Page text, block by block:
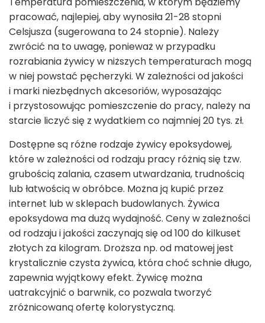
pracować, najlepiej, aby wynosiła 21-28 stopni
Celsjusza (sugerowana to 24 stopnie). Należy
zwrócić na to uwagę, ponieważ w przypadku
rozrabiania żywicy w niższych temperaturach mogą
w niej powstać pęcherzyki. W zależności od jakości
i marki niezbędnych akcesoriów, wyposażając
i przystosowując pomieszczenie do pracy, należy na
starcie liczyć się z wydatkiem co najmniej 20 tys. zł.
Dostępne są różne rodzaje żywicy epoksydowej,
które w zależności od rodzaju pracy różnią się tzw.
grubością zalania, czasem utwardzania, trudnością
lub łatwością w obróbce. Można ją kupić przez
internet lub w sklepach budowlanych. Żywica
epoksydowa ma dużą wydajność. Ceny w zależności
od rodzaju i jakości zaczynają się od 100 do kilkuset
złotych za kilogram. Droższa np. od matowej jest
krystalicznie czysta żywica, która choć schnie długo,
zapewnia wyjątkowy efekt. Żywicę można
uatrakcyjnić o barwnik, co pozwala tworzyć
zróżnicowaną ofertę kolorystyczną.